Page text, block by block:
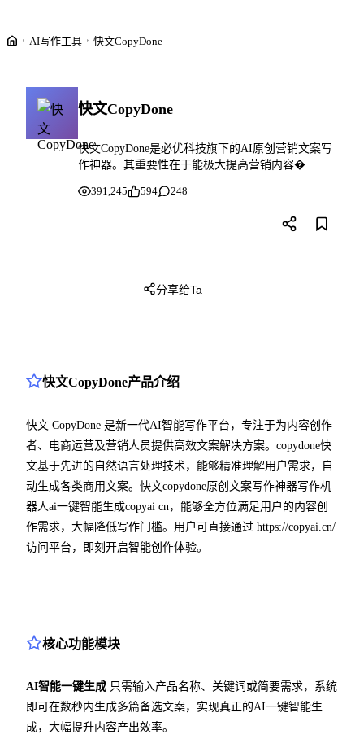
AI写作工具 快文CopyDone
快文CopyDone
快文CopyDone是必优科技旗下的AI原创营销文案写
作神器。其重要性在于能极大提高营销内容�...
391,245 594 248
分享给Ta
快文CopyDone产品介绍
快文 CopyDone 是新一代AI智能写作平台，专注于为内容创作
者、电商运营及营销人员提供高效文案解决方案。copydone快
文基于先进的自然语言处理技术，能够精准理解用户需求，自
动生成各类商用文案。快文copydone原创文案写作神器写作机
器人ai一键智能生成copyai cn，能够全方位满足用户的内容创
作需求，大幅降低写作门槛。用户可直接通过 https://copyai.cn/
访问平台，即刻开启智能创作体验。
核心功能模块
AI智能一键生成 只需输入产品名称、关键词或简要需求，系统
即可在数秒内生成多篇备选文案，实现真正的AI一键智能生
成，大幅提升内容产出效率。